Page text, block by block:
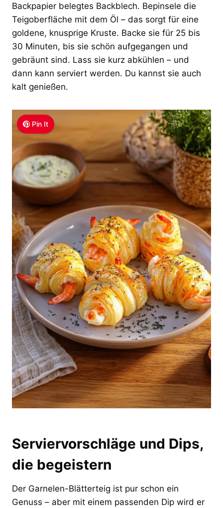
Backpapier belegtes Backblech. Bepinsele die
Teigoberfläche mit dem Öl – das sorgt für eine
goldene, knusprige Kruste. Backe sie für 25 bis
30 Minuten, bis sie schön aufgegangen und
gebräunt sind. Lass sie kurz abkühlen – und
dann kann serviert werden. Du kannst sie auch
kalt genießen.
Pin It
Serviervorschläge und Dips,
die begeistern
Der Garnelen-Blätterteig ist pur schon ein
Genuss – aber mit einem passenden Dip wird er